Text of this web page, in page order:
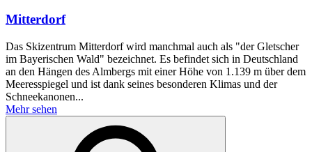
Mitterdorf
Das Skizentrum Mitterdorf wird manchmal auch als "der Gletscher
im Bayerischen Wald" bezeichnet. Es befindet sich in Deutschland
an den Hängen des Almbergs mit einer Höhe von 1.139 m über dem
Meeresspiegel und ist dank seines besonderen Klimas und der
Schneekanonen...
Mehr sehen